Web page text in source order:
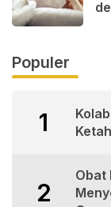
Populer
1
2
Obat